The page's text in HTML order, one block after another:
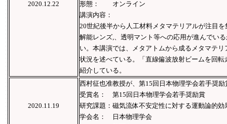
2020.12.22
形態： オンライン
講演内容：
20世紀後半から⼈⼯材料メタマテリアルが注目
解能レンズ,、透明マント等への応⽤が進んでい
い。本講演では、メタアトムから成るメタマテ
状況を述べている。「直線偏波放射ビームを回
紹介している。
2020.11.19
西村征也准教授が、第15回日本物理学会若手奨
受賞名： 第15回日本物理学会若手奨励賞
研究課題：磁気流体不安定性に対する運動論的
学会名： 日本物理学会